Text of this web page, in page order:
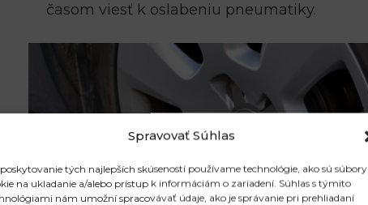
Spravovať Súhlas
tých najlepších skúseností používame technológie, ako sú súbory
na ukladanie a/alebo prístup k informáciám o zariadení. Súhlas s týmito
nám umožní spracovávať údaje, ako je správanie pri prehliadaní
časom viesť k oslabeniu pneumatiky.